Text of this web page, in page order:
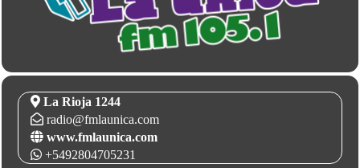
La Rioja 1244
radio@fmlaunica.com
www.fmlaunica.com
+5492804705231